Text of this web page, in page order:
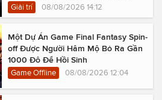
Giải trí 08/08/2026 14:12
Một Dự Án Game Final Fantasy Spin-
off Được Người Hâm Mộ Bỏ Ra Gần
1000 Đô Để Hồi Sinh
Game Offline 08/08/2026 12:04